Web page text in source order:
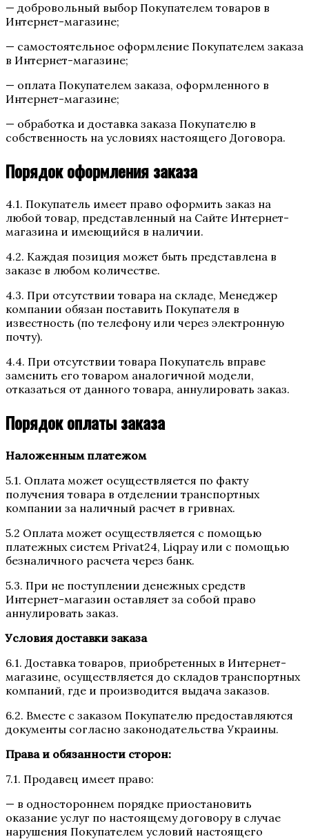
— добровольный выбор Покупателем товаров в
Интернет-магазине;
— самостоятельное оформление Покупателем заказа
в Интернет-магазине;
— оплата Покупателем заказа, оформленного в
Интернет-магазине;
— обработка и доставка заказа Покупателю в
собственность на условиях настоящего Договора.
Порядок оформления заказа
4.1. Покупатель имеет право оформить заказ на
любой товар, представленный на Сайте Интернет-
магазина и имеющийся в наличии.
4.2. Каждая позиция может быть представлена в
заказе в любом количестве.
4.3. При отсутствии товара на складе, Менеджер
компании обязан поставить Покупателя в
известность (по телефону или через электронную
почту).
4.4. При отсутствии товара Покупатель вправе
заменить его товаром аналогичной модели,
отказаться от данного товара, аннулировать заказ.
Порядок оплаты заказа
Наложенным платежом
5.1. Оплата может осуществляется по факту
получения товара в отделении транспортных
компании за наличный расчет в гривнах.
5.2 Оплата может осуществляется с помощью
платежных систем Privat24, Liqpay или с помощью
безналичного расчета через банк.
5.3. При не поступлении денежных средств
Интернет-магазин оставляет за собой право
аннулировать заказ.
Условия доставки заказа
6.1. Доставка товаров, приобретенных в Интернет-
магазине, осуществляется до складов транспортных
компаний, где и производится выдача заказов.
6.2. Вместе с заказом Покупателю предоставляются
документы согласно законодательства Украины.
Права и обязанности сторон:
7.1. Продавец имеет право:
— в одностороннем порядке приостановить
оказание услуг по настоящему договору в случае
нарушения Покупателем условий настоящего